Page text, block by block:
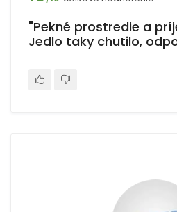
"Pekné prostredie a
Jedlo taky chutilo,